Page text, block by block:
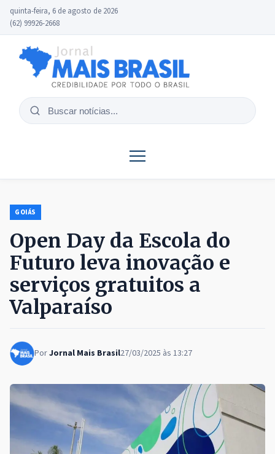
quinta-feira, 6 de agosto de 2026
(62) 99926-2668
Buscar
GOIÁS
Open Day da Escola do
Futuro leva inovação e
serviços gratuitos a
Valparaíso
PorJornal Mais Brasil27/03/2025 às 13:27